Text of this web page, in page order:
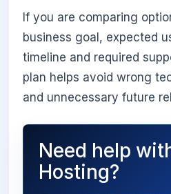
If you are comparing
business goal, expected
timeline and required
plan helps avoid wrong
and unnecessary future
Need help
Hosting?